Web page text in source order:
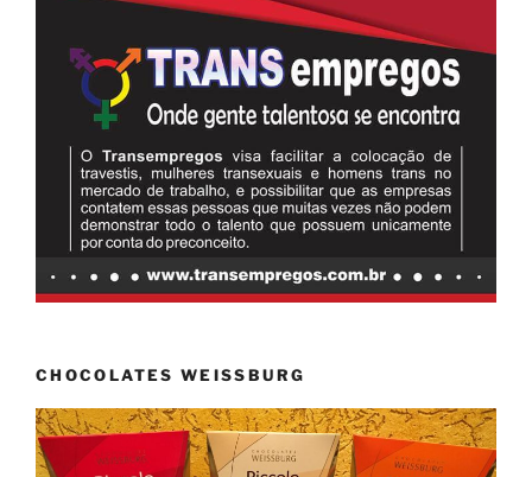
CHOCOLATES WEISSBURG